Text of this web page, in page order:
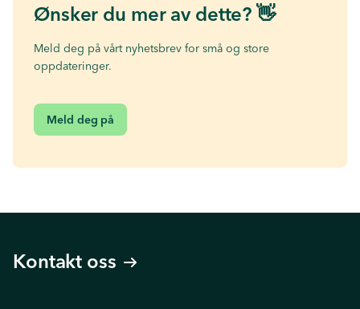
Ønsker du mer av dette? 👋
Meld deg på vårt nyhetsbrev for små og store
oppdateringer.
Meld deg på
Kontakt oss